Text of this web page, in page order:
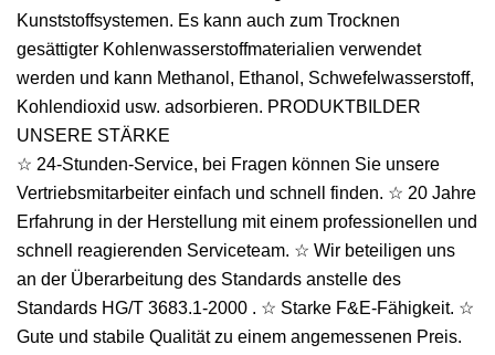
Kunststoffsystemen. Es kann auch zum Trocknen
gesättigter Kohlenwasserstoffmaterialien verwendet
werden und kann Methanol, Ethanol, Schwefelwasserstoff,
Kohlendioxid usw. adsorbieren. PRODUKTBILDER
UNSERE STÄRKE
☆ 24-Stunden-Service, bei Fragen können Sie unsere
Vertriebsmitarbeiter einfach und schnell finden. ☆ 20 Jahre
Erfahrung in der Herstellung mit einem professionellen und
schnell reagierenden Serviceteam. ☆ Wir beteiligen uns
an der Überarbeitung des Standards anstelle des
Standards HG/T 3683.1-2000 . ☆ Starke F&E-Fähigkeit. ☆
Gute und stabile Qualität zu einem angemessenen Preis.